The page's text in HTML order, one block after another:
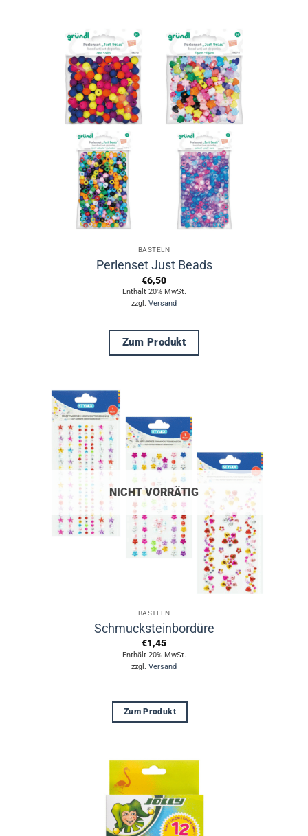
BASTELN
Perlenset Just Beads
€6,50
Enthält 20% MwSt.
zzgl. Versand
Zum Produkt
Varianten
auf.
Die
Optionen
können
auf
der
Produktseite
gewählt
werden
NICHT VORRÄTIG
BASTELN
Schmucksteinbordüre
€1,45
Enthält 20% MwSt.
zzgl. Versand
Zum Produkt
weist
mehrere
auf.
Die
Optionen